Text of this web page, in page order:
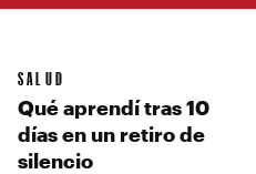
SALUD
Qué aprendí tras 10
días en un retiro de
silencio